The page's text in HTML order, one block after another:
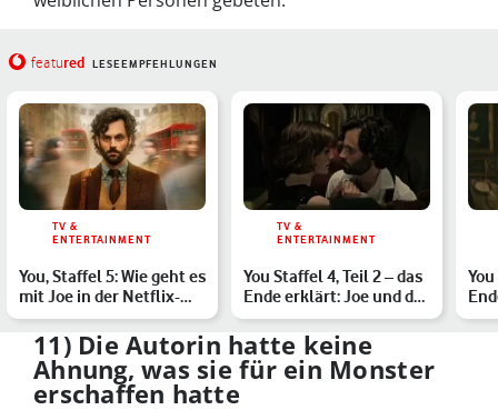
featured LESEEMPFEHLUNGEN
TV &
ENTERTAINMENT
You, Staffel 5: Wie geht es
mit Joe in der Netflix-
Serie weiter?
TV &
ENTERTAINMENT
You Staffel 4, Teil 2 – das
Ende erklärt: Joe und der
Killer
am
11) Die Autorin hatte keine
Ahnung, was sie für ein Monster
erschaffen hatte